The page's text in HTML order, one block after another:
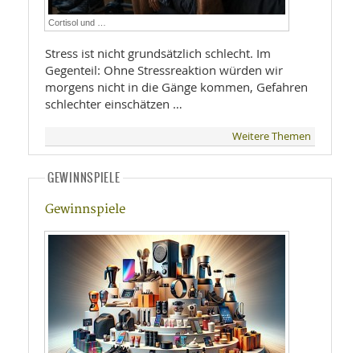
Cortisol und …
Stress ist nicht grundsätzlich schlecht. Im
Gegenteil: Ohne Stressreaktion würden wir
morgens nicht in die Gänge kommen, Gefahren
schlechter einschätzen …
Weitere Themen
GEWINNSPIELE
Gewinnspiele